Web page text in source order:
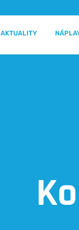
AKTUALITY